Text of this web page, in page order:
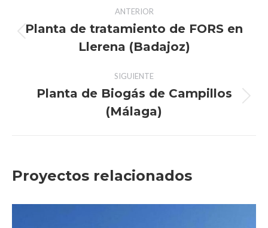
ANTERIOR
Planta de tratamiento de FORS en
Llerena (Badajoz)
SIGUIENTE
Planta de Biogás de Campillos
(Málaga)
Proyectos relacionados